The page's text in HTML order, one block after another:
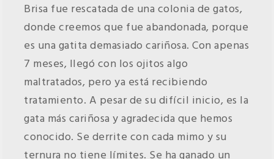
Brisa fue rescatada de una colonia de gatos,
donde creemos que fue abandonada, porque
es una gatita demasiado cariñosa. Con apenas
7 meses, llegó con los ojitos algo
maltratados, pero ya está recibiendo
tratamiento. A pesar de su difícil inicio, es la
gata más cariñosa y agradecida que hemos
conocido. Se derrite con cada mimo y su